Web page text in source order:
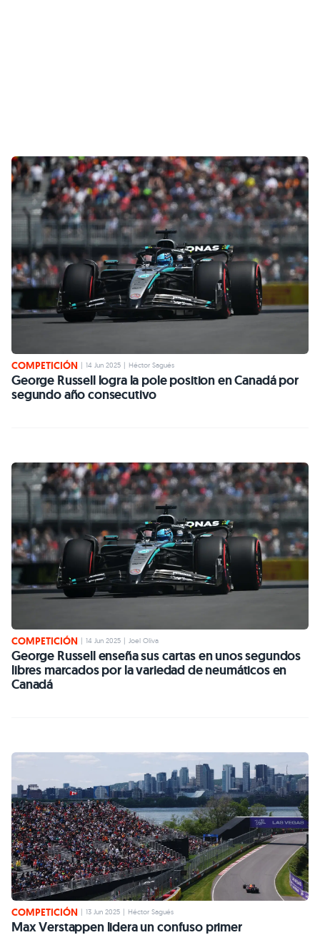
COMPETICIÓN 14 Jun 2025 Héctor Sagués
George Russell logra la pole position en Canadá por
segundo año consecutivo
COMPETICIÓN 14 Jun 2025 Joel Oliva
George Russell enseña sus cartas en unos segundos
libres marcados por la variedad de neumáticos en
Canadá
COMPETICIÓN 13 Jun 2025 Héctor Sagués
Max Verstappen lidera un confuso primer